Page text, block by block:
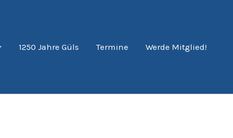
1250 Jahre Güls Termine Werde Mitglied!